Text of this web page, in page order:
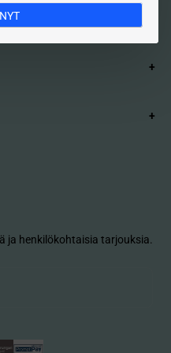
+
+
ja henkilökohtaisia ​​tarjouksia.